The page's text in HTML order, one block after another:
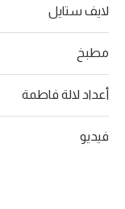
لايف ستايل
مطبخ
أعداد لالة فاطمة
فيديو